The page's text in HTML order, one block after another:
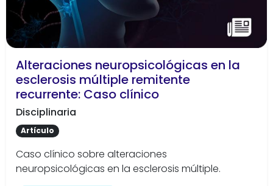
Alteraciones neuropsicológicas en la
esclerosis múltiple remitente
recurrente: Caso clínico
Disciplinaria
Artículo
Caso clínico sobre alteraciones
neuropsicológicas en la esclerosis múltiple.